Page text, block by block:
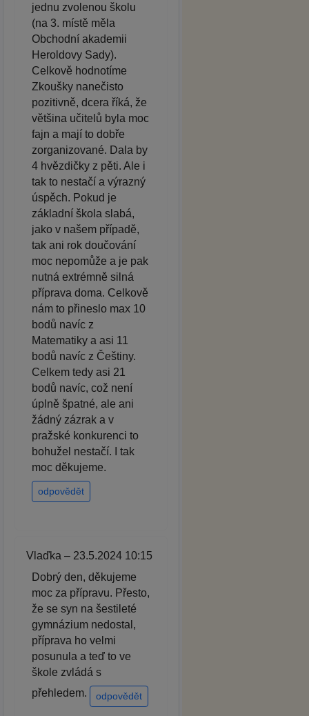
jednu zvolenou školu
(na 3. místě měla
Obchodní akademii
Heroldovy Sady).
Celkově hodnotíme
Zkoušky nanečisto
pozitivně, dcera říká, že
většina učitelů byla moc
fajn a mají to dobře
zorganizované. Dala by
4 hvězdičky z pěti. Ale i
tak to nestačí a výrazný
úspěch. Pokud je
základní škola slabá,
jako v našem případě,
tak ani rok doučování
moc nepomůže a je pak
nutná extrémně silná
příprava doma. Celkově
nám to přineslo max 10
bodů navíc z
Matematiky a asi 11
bodů navíc z Češtiny.
Celkem tedy asi 21
bodů navíc, což není
úplně špatné, ale ani
žádný zázrak a v
pražské konkurenci to
bohužel nestačí. I tak
moc děkujeme.
odpovědět
Vlaďka – 23.5.2024 10:15
Dobrý den, děkujeme
moc za přípravu. Přesto,
že se syn na šestileté
gymnázium nedostal,
příprava ho velmi
posunula a teď to ve
škole zvládá s
přehledem.
odpovědět